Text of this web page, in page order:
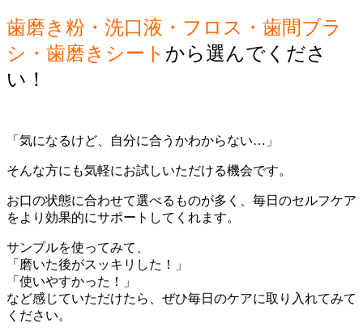
歯磨き粉・洗口液・フロス・歯間ブラ
シ・歯磨きシート から選んでくださ
い！
「気になるけど、自分に合うかわからない…」
そんな方にも気軽にお試しいただける機会です。
お口の状態に合わせて選べるものが多く、毎日のセルフケア
をより効果的にサポートしてくれます。
サンプルを使ってみて、
「磨いた後がスッキリした！」
「使いやすかった！」
など感じていただけたら、ぜひ毎日のケアに取り入れてみて
ください。